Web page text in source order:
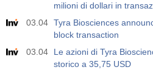
milioni di dollari in
03.04 Tyra Biosciences
block transaction
03.04
Le azioni di Tyra
storico a 35,75 USD